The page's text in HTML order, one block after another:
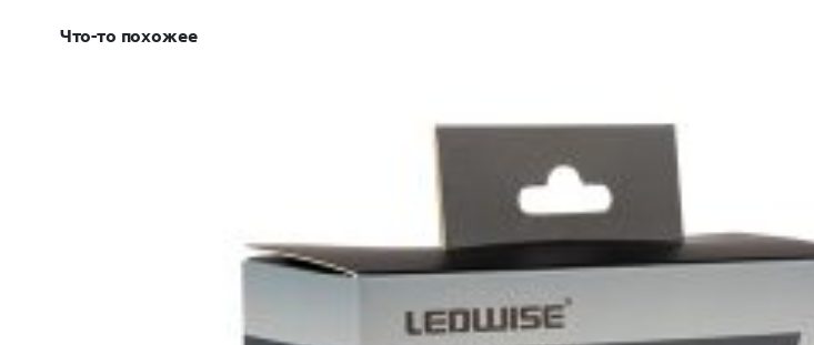
Что-то похожее